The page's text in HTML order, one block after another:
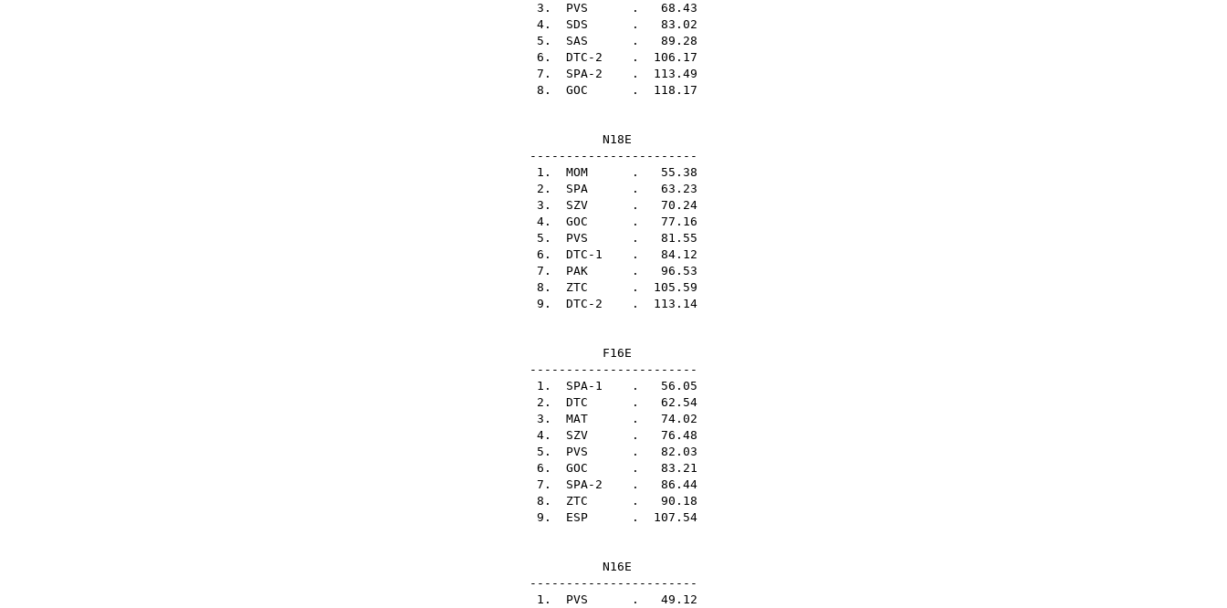
3. PVS . 68.43
4. SDS . 83.02
5. SAS . 89.28
6. DTC-2 . 106.17
7. SPA-2 . 113.49
8. GOC . 118.17
N18E
-----------------------
1. MOM . 55.38
2. SPA . 63.23
3. SZV . 70.24
4. GOC . 77.16
5. PVS . 81.55
6. DTC-1 . 84.12
7. PAK . 96.53
8. ZTC . 105.59
9. DTC-2 . 113.14
F16E
-----------------------
1. SPA-1 . 56.05
2. DTC . 62.54
3. MAT . 74.02
4. SZV . 76.48
5. PVS . 82.03
6. GOC . 83.21
7. SPA-2 . 86.44
8. ZTC . 90.18
9. ESP . 107.54
N16E
-----------------------
1. PVS . 49.12